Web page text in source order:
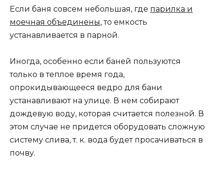
Если баня совсем небольшая, где парилка и
моечная объединены, то емкость
устанавливается в парной.
Иногда, особенно если баней пользуются
только в теплое время года,
опрокидывающееся ведро для бани
устанавливают на улице. В нем собирают
дождевую воду, которая считается полезной. В
этом случае не придется оборудовать сложную
систему слива, т. к. вода будет просачиваться в
почву.